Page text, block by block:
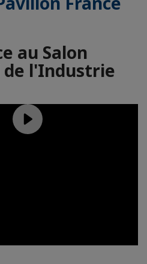
au Salon
l'Industrie